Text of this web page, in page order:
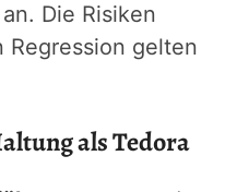
Die Risiken
gelten
als Tedora